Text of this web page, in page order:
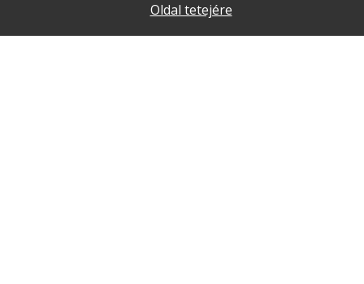
Oldal tetejére